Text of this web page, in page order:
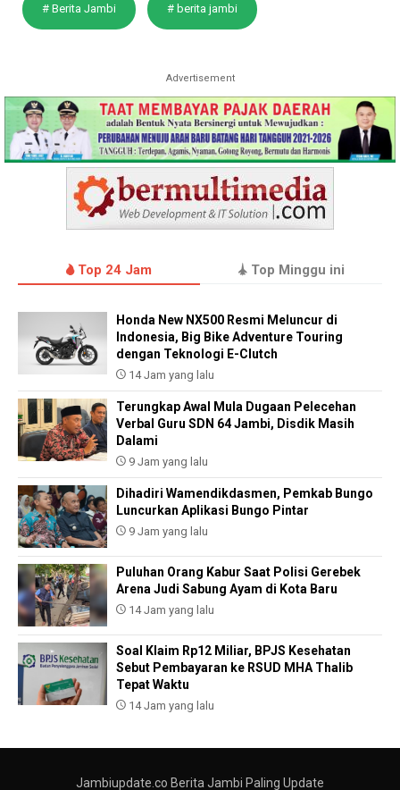
# Berita Jambi # berita jambi
Advertisement
Top 24 Jam Top Minggu ini
Honda New NX500 Resmi Meluncur di
Indonesia, Big Bike Adventure Touring
dengan Teknologi E-Clutch
14 Jam yang lalu
Terungkap Awal Mula Dugaan Pelecehan
Verbal Guru SDN 64 Jambi, Disdik Masih
Dalami
9 Jam yang lalu
Dihadiri Wamendikdasmen, Pemkab Bungo
Luncurkan Aplikasi Bungo Pintar
9 Jam yang lalu
Puluhan Orang Kabur Saat Polisi Gerebek
Arena Judi Sabung Ayam di Kota Baru
14 Jam yang lalu
Soal Klaim Rp12 Miliar, BPJS Kesehatan
Sebut Pembayaran ke RSUD MHA Thalib
Tepat Waktu
14 Jam yang lalu
Jambiupdate.co Berita Jambi Paling Update